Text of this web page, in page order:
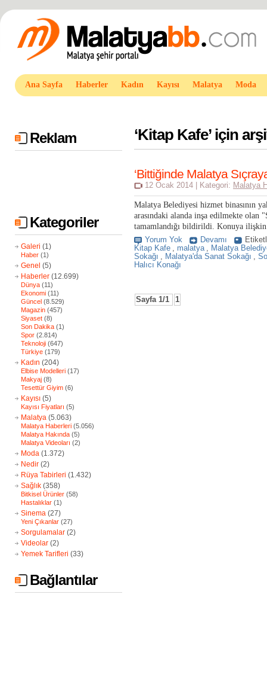
Ana Sayfa Haberler Kadın Kayısı Malatya Moda
Reklam
Kategoriler
Galeri (1)
Haber (1)
Genel (5)
Haberler (12.699)
Dünya (11)
Ekonomi (11)
Güncel (8.529)
Magazin (457)
Siyaset (8)
Son Dakika (1)
Spor (2.814)
Teknoloji (647)
Türkiye (179)
Kadın (204)
Elbise Modelleri (17)
Makyaj (8)
Tesettür Giyim (6)
Kayısı (5)
Kayısı Fiyatları (5)
Malatya (5.063)
Malatya Haberleri (5.056)
Malatya Hakında (5)
Malatya Videoları (2)
Moda (1.372)
Nedir (2)
Rüya Tabirleri (1.432)
Sağlık (358)
Bitkisel Ürünler (58)
Hastalıklar (1)
Sinema (27)
Yeni Çıkanlar (27)
Sorgulamalar (2)
Videolar (2)
Yemek Tarifleri (33)
Bağlantılar
‘Kitap Kafe’ için
‘Bittiğinde Malatya
12 Ocak 2014 | Kategori: Malatya
Malatya Belediyesi hizmet binasının
arasındaki alanda inşa edilmekte olan
tamamlandığı bildirildi. Konuya
Yorum Yok Devamı
Kitap Kafe , malatya , Malatya
Sokağı , Malatya'da Sanat Sokağı ,
Halıcı Konağı
Sayfa 1/1 1